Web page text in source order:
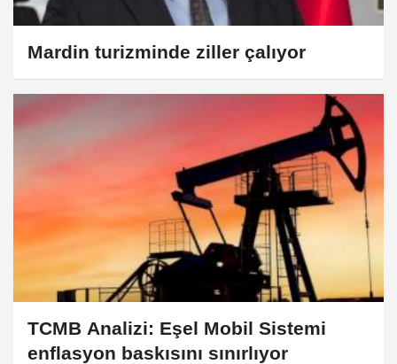
Mardin turizminde ziller çalıyor
TCMB Analizi: Eşel Mobil Sistemi
enflasyon baskısını sınırlıyor